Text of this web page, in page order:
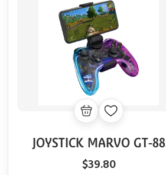
JOYSTICK MARVO GT-88
GHOST 40 INALAMBRICO
$39.80